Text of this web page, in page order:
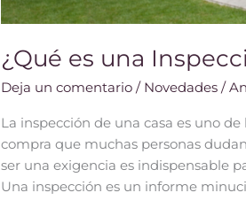
¿Qué es una
Deja un comentario / Novedades /
La inspección de una casa es uno
compra que muchas personas
ser una exigencia es indispensable
Una inspección es un informe